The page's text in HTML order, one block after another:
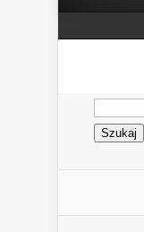
Szukaj: